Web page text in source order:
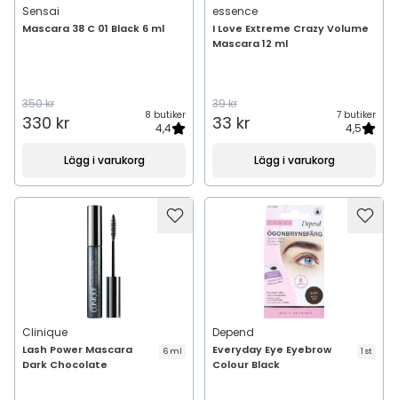
Sensai
Mascara 38 C 01 Black 6 ml
350 kr
330 kr 8 butiker
4,4
Lägg i varukorg
essence
I Love Extreme Crazy Volume
Mascara 12 ml
39 kr
33 kr 7 butiker
4,5
Lägg i varukorg
Clinique
Lash Power Mascara
Dark Chocolate
6 ml
Depend
Everyday Eye Eyebrow
Colour Black
1 st